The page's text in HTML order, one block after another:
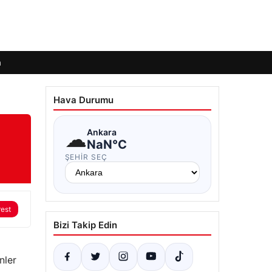
Hava Durumu
☁Ankara
NaN°C
ŞEHIR SEÇ
Bizi Takip Edin